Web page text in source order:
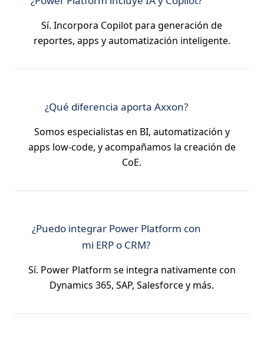
Sí. Incorpora Copilot para generación de
reportes, apps y automatización inteligente.
¿Qué diferencia aporta Axxon?
Somos especialistas en BI, automatización y
apps low-code, y acompañamos la creación de
CoE.
¿Puedo integrar Power Platform con
mi ERP o CRM?
Sí. Power Platform se integra nativamente con
Dynamics 365, SAP, Salesforce y más.